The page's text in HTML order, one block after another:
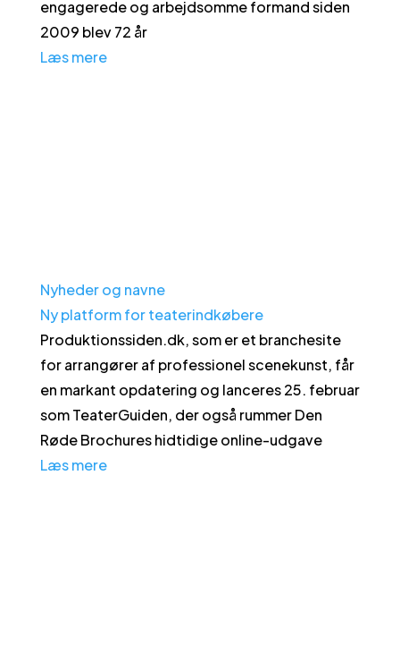
engagerede og arbejdsomme formand siden
2009 blev 72 år
Læs mere
Nyheder og navne
Ny platform for teaterindkøbere
Produktionssiden.dk, som er et branchesite
for arrangører af professionel scenekunst, får
en markant opdatering og lanceres 25. februar
som TeaterGuiden, der også rummer Den
Røde Brochures hidtidige online-udgave
Læs mere